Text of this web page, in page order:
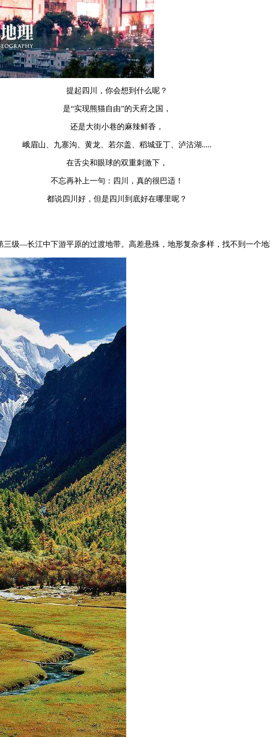
提起四川，你会想到什么呢？
是“实现熊猫自由”的天府之国，
还是大街小巷的麻辣鲜香，
峨眉山、九寨沟、黄龙、若尔盖、稻城亚丁、泸沽湖.....
在舌尖和眼球的双重刺激下，
不忘再补上一句：四川，真的很巴适！
都说四川好，但是四川到底好在哪里呢？
级—长江中下游平原的过渡地带。高差悬殊，地形复杂多样，找不到一个地